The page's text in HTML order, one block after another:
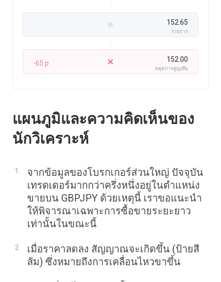
152.65
รายการ
-65 p 152.00
หยุดการสูญเสีย
แผนภูมิและความคิดเห็นของ
นักวิเคราะห์
จากข้อมูลของโบรกเกอร์ส่วนใหญ่ ปัจจุบัน
เทรดเดอร์มากกว่าครึ่งหนึ่งอยู่ในตำแหน่ง
ขายบน GBPJPY ด้วยเหตุนี้ เราขอแนะนำ
ให้พิจารณาเฉพาะการซื้อขายระยะยาว
เท่านั้นในขณะนี้
เมื่อราคาลดลง สัญญาณจะเกิดขึ้น (ป้ายสี
ส้ม) ซึ่งหมายถึงการเคลื่อนไหวขาขึ้น